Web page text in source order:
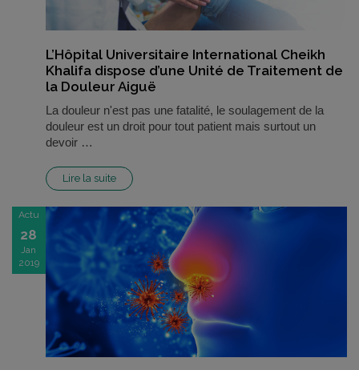
L’Hôpital Universitaire International Cheikh
Khalifa dispose d’une Unité de Traitement de
la Douleur Aiguë
La douleur n'est pas une fatalité, le soulagement de la
douleur est un droit pour tout patient mais surtout un
devoir …
Lire la suite
Actu
28
Jan
2019